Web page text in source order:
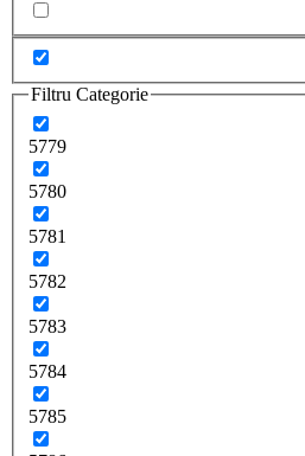
Filtru Categorie
5779
5780
5781
5782
5783
5784
5785